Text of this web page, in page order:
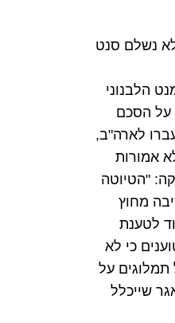
נשלם סנט
הלבנוני
על הסכם
לארה"ב,
אמורות
"הטיוטה
מחוץ
לטענת
כי לא
תמלוגים על
שייכלל